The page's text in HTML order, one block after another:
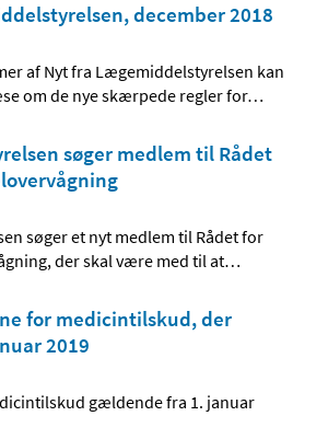
december 2018
af Nyt fra Lægemiddelstyrelsen kan
om de nye skærpede regler for…
søger medlem til Rådet
søger et nyt medlem til Rådet for
der skal være med til at…
for medicintilskud, der
2019
gældende fra 1. januar